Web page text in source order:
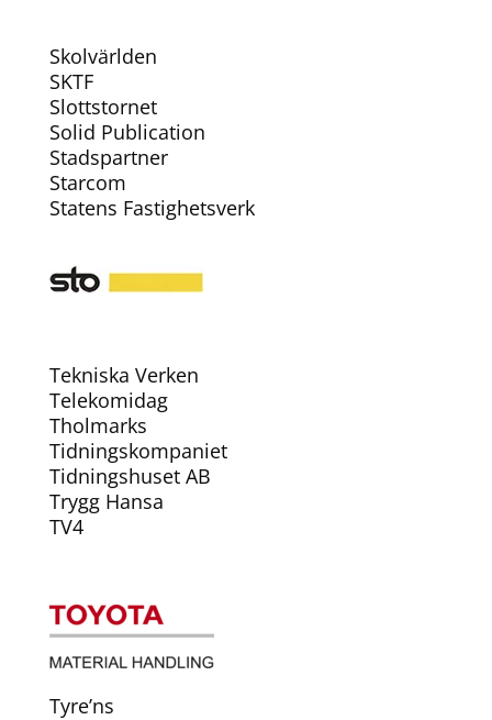
Skolvärlden
SKTF
Slottstornet
Solid Publication
Stadspartner
Starcom
Statens Fastighetsverk
Tekniska Verken
Telekomidag
Tholmarks
Tidningskompaniet
Tidningshuset AB
Trygg Hansa
TV4
Tyre’ns